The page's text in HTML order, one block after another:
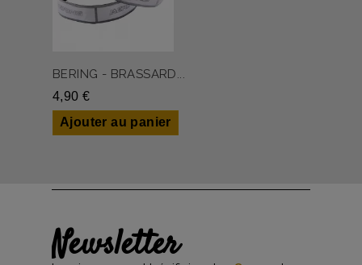
BERING - BRASSARD...
4,90 €
Ajouter au panier
Newsletter